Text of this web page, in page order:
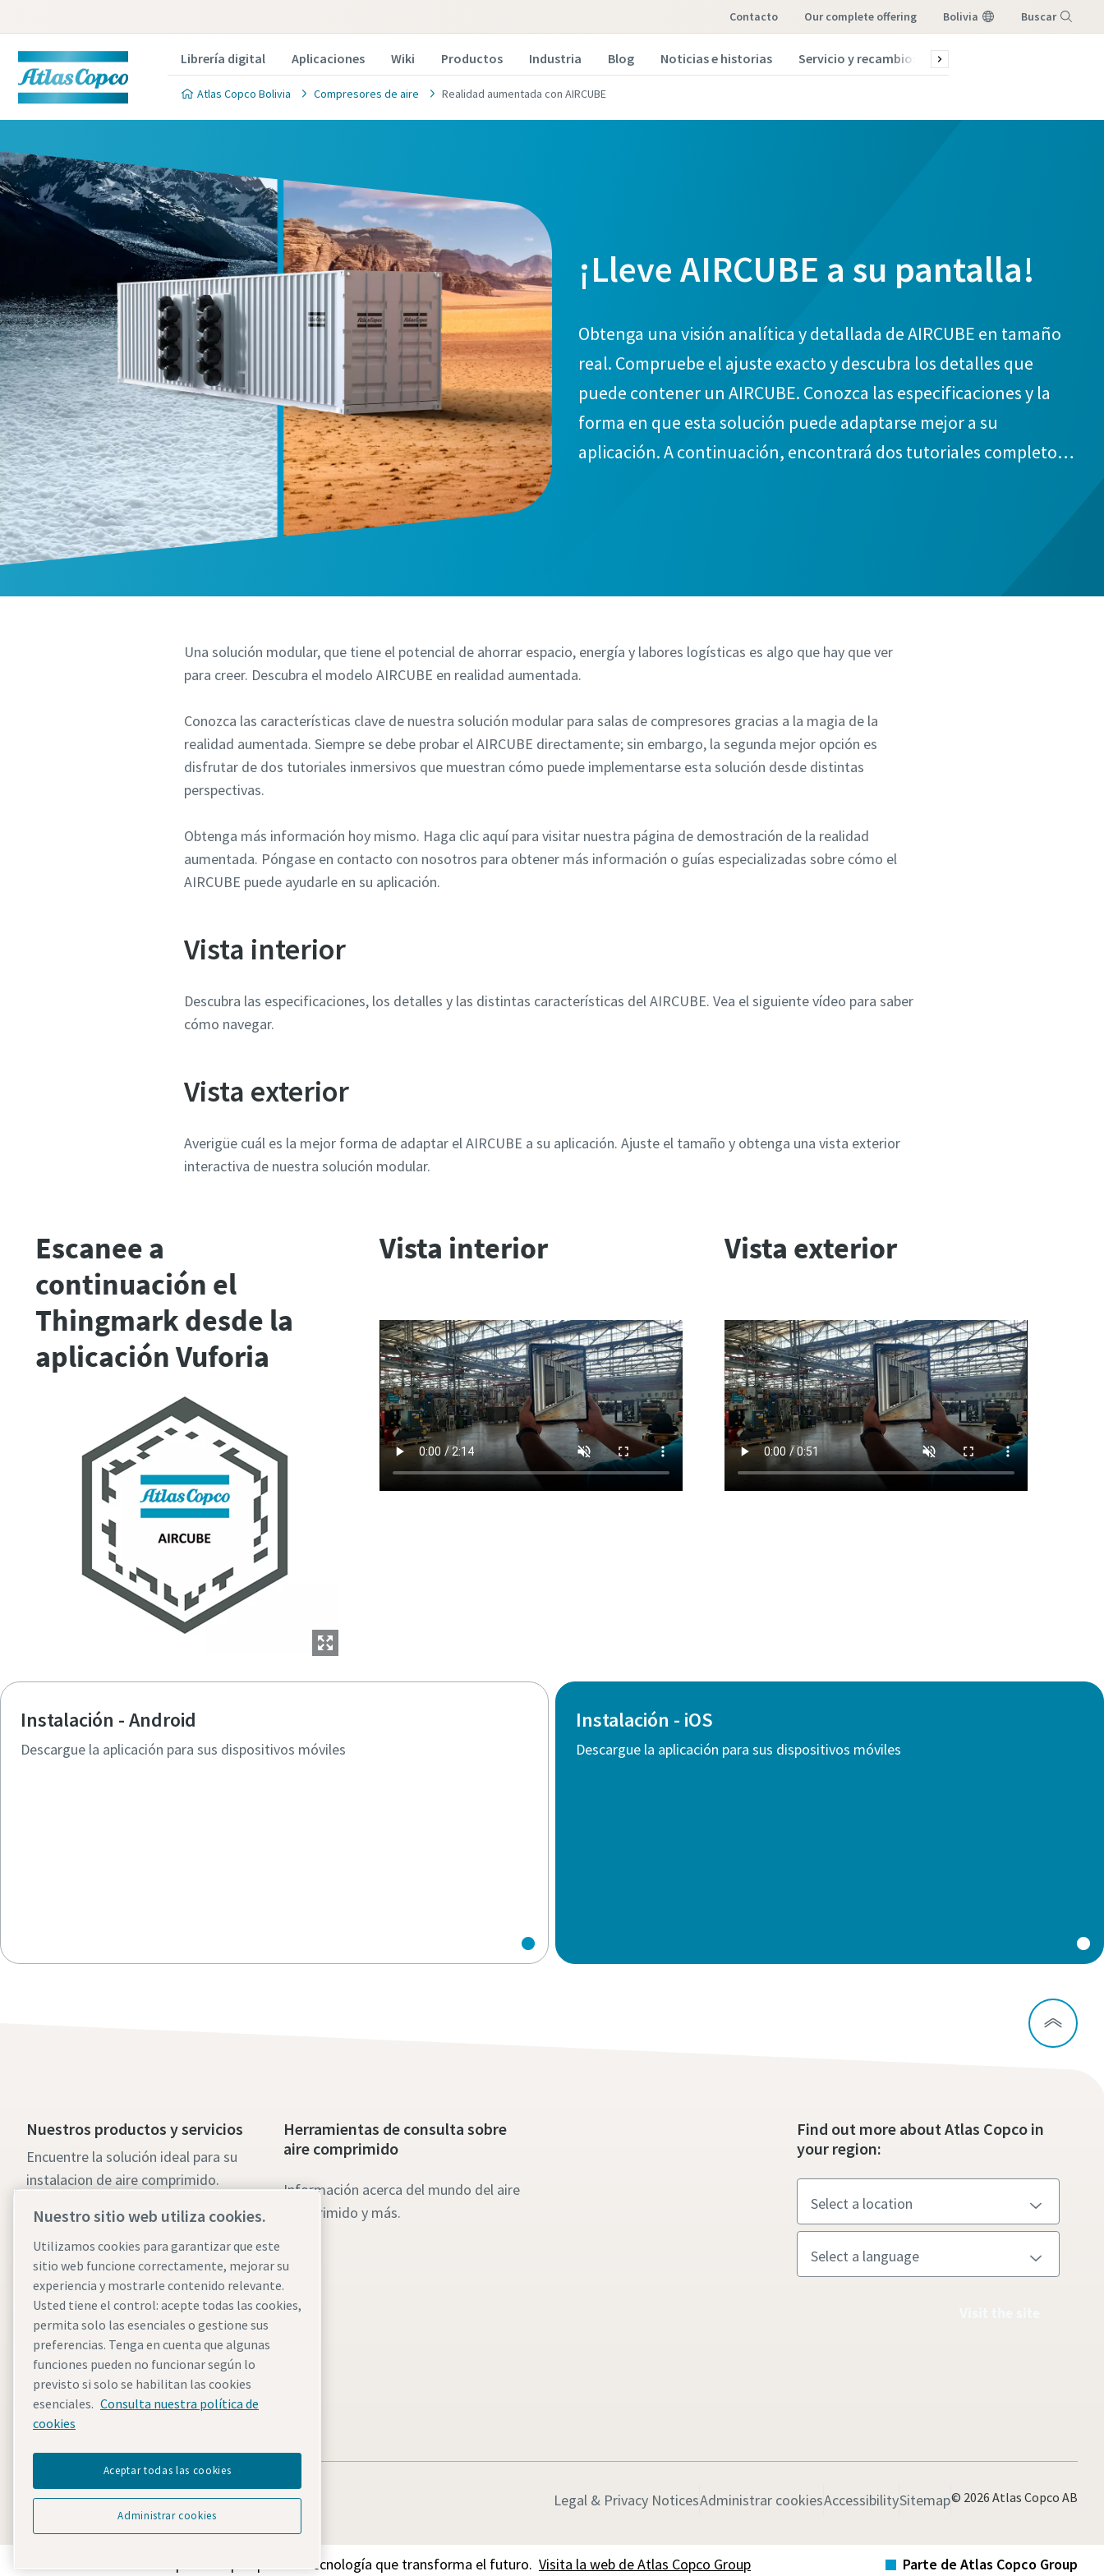
Contacto our complete offering Bolivia Buscar
Librería digital Aplicaciones Wiki Productos Industria Blog Noticias e historias Servicio y recambios
Atlas Copco Bolivia Compresores de aire Realidad aumentada con AIRCUBE
¡Lleve AIRCUBE a su pantalla!
Obtenga una visión analítica y detallada de AIRCUBE en tamaño
real. Compruebe el ajuste exacto y descubra los detalles que
puede contener un AIRCUBE. Conozca las especificaciones y la
forma en que esta solución puede adaptarse mejor a su
aplicación. A continuación, encontrará dos tutoriales completos
Una solución modular, que tiene el potencial de ahorrar espacio, energía y labores logísticas es algo que hay que ver
para creer. Descubra el modelo AIRCUBE en realidad aumentada.
Conozca las características clave de nuestra solución modular para salas de compresores gracias a la magia de la
realidad aumentada. Siempre se debe probar el AIRCUBE directamente; sin embargo, la segunda mejor opción es
disfrutar de dos tutoriales inmersivos que muestran cómo puede implementarse esta solución desde distintas
perspectivas.
Obtenga más información hoy mismo. Haga clic aquí para visitar nuestra página de demostración de la realidad
aumentada. Póngase en contacto con nosotros para obtener más información o guías especializadas sobre cómo el
AIRCUBE puede ayudarle en su aplicación.
Vista interior
Descubra las especificaciones, los detalles y las distintas características del AIRCUBE. Vea el siguiente vídeo para saber
cómo navegar.
Vista exterior
Averigüe cuál es la mejor forma de adaptar el AIRCUBE a su aplicación. Ajuste el tamaño y obtenga una vista exterior
interactiva de nuestra solución modular.
Escanee a
continuación el
Thingmark desde la
aplicación Vuforia
Vista interior Vista exterior
Instalación - Android
Descargue la aplicación para sus dispositivos móviles
Instalación - iOS
Descargue la aplicación para sus dispositivos móviles
Nuestros productos y servicios
Encuentre la solución ideal para su
instalacion de aire comprimido.
Compresores de aire
Generadores de gases
Secadores de aire
Repuestos originales
Soluciones avanzadas de
optimización
Todos nuestros productos
Todos nuestros servicios
Herramientas de consulta sobre
aire comprimido
Información acerca del mundo del aire
comprimido y más.
Find out more about Atlas Copco in
your region:
Legal & Privacy NoticesAdministrar cookiesAccessibilitySitemap© 2026 Atlas Copco AB
Descubre cómo Atlas Copco Group impulsa la tecnología que transforma el futuro. Visita la web de Atlas Copco Group Parte de Atlas Copco Group
Nuestro sitio web utiliza cookies.
Utilizamos cookies para garantizar que este
sitio web funcione correctamente, mejorar su
experiencia y mostrarle contenido relevante.
Usted tiene el control: acepte todas las cookies,
permita solo las esenciales o gestione sus
preferencias. Tenga en cuenta que algunas
funciones pueden no funcionar según lo
previsto si solo se habilitan las cookies
esenciales. Consulta nuestra política de
cookies
Aceptar todas las cookies
Administrar cookies